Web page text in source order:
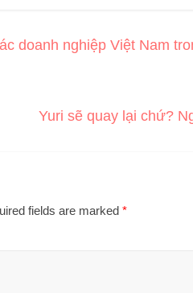
doanh nghiệp Việt Nam
Yuri sẽ quay lại chứ?
fields are marked *